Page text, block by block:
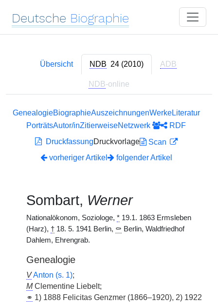
Deutsche Biographie
Übersicht NDB 24 (2010) ADB
NDB-online
GenealogieBiographieAuszeichnungenWerkeLiteratur
PorträtsAutor/inZitierweiseNetzwerk
RDF
DruckfassungDruckvorlage
Scan
vorheriger Artikel
folgender Artikel
Sombart, Werner
Nationalökonom, Soziologe, * 19.1. 1863 Ermsleben
(Harz), † 18. 5. 1941 Berlin, ⚰ Berlin, Waldfriedhof
Dahlem, Ehrengrab.
Genealogie
VAnton (s. 1);
MClementine Liebelt;
⚭ 1) 1888 Felicitas Genzmer (1866–1920), 2) 1922